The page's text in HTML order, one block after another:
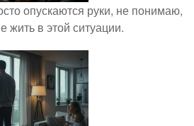
опускаются руки, не понимаю,
жить в этой ситуации.